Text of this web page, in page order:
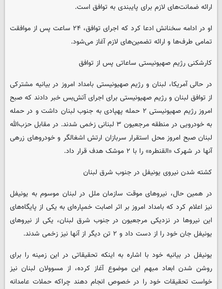
ارائه ضمانت‌های لازم برای پایبندی به توافق است.
او در ادامه سخنانش ادعا کرد که اجرای توافق، ۲۴ ساعت پس از موافقت
تمامی طرف‌ها و ارائه تضمین‌های لازم آغاز می‌شود.
کارشکنی رژیم صهیونیستی ساعاتی پس از توافق
در حالی آمریکا، لبنان و رژیم صهیونیستی بامداد امروز در بیانیه مشترکی
از توافق لبنان و رژیم صهیونیستی برای اجرای آتش‌بس خبر دادند که صبح
امروز رژیم صهیونیستی ۲ حمله پهپادی به جنوب لبنان داشت و در حمله
به خودرویی در منطقه مرجعیون ۳ لبنانی زخمی شدند. در مقابل حزب‌الله
لبنان صبح امروز محل استقرار سربازان ارتش اشغالگر و خودروهای زرهی
آنها در شهرک «القنطره» را با ۲ موشک هدف قرار داد.
کشته شدن نیروی یونیفل در جنوب شرق لبنان
در همین حال، نیروهای موقت سازمان ملل در لبنان موسوم به یونیفل
نیز اعلام کرد که بامداد امروز بر اثر اصابت خمپاره‌ای به یکی از پایگاه‌های
این نیروها در نزدیکی مرجعیون در جنوب شرق لبنان، یکی از نیروهای
یونیفل جان خود را از دست داد و ۲ تن دیگر از آنها نیز زخمی شدند.
یونیفل در بیانیه خود با اشاره به اینکه تحقیقاتی در این زمینه را برای
روشن شدن ابعاد مبهم این موضوع آغاز کرده، از مسوولان لبنان نیز
خواست تحقیقات خود را در خصوص انجام دهند چراکه حملات عامدانه